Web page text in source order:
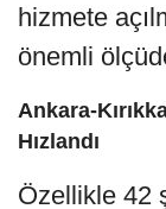
hizmete
önemli
Ankara-
Hızlandı
Özellikle 42